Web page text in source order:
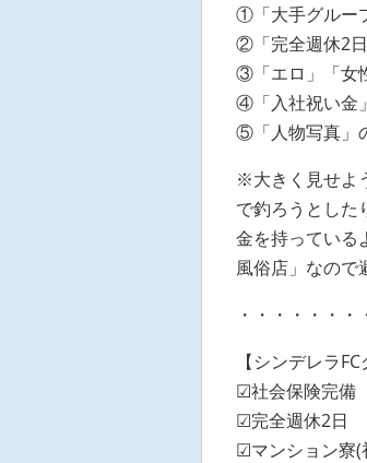
①「大手グルー
②「完全週休2日
③「エロ」「女
④「入社祝い金
⑤「人物写真」
※大きく見せよ
で釣ろうとした
金を持っている
風俗店」なので
・・・・・・・
【シンデレラ
☑社会保険完備
☑完全週休2日
☑マンション寮(